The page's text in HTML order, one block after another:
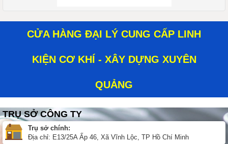
CỬA HÀNG ĐẠI LÝ CUNG CẤP LINH
KIỆN CƠ KHÍ - XÂY DỰNG XUYÊN
QUẢNG
TRỤ SỞ CÔNG TY
Trụ sở chính:
Địa chỉ: E13/25A Ấp 46, Xã Vĩnh Lộc, TP Hồ Chí Minh